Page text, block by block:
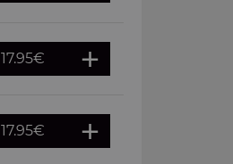
17.95€
17.95€